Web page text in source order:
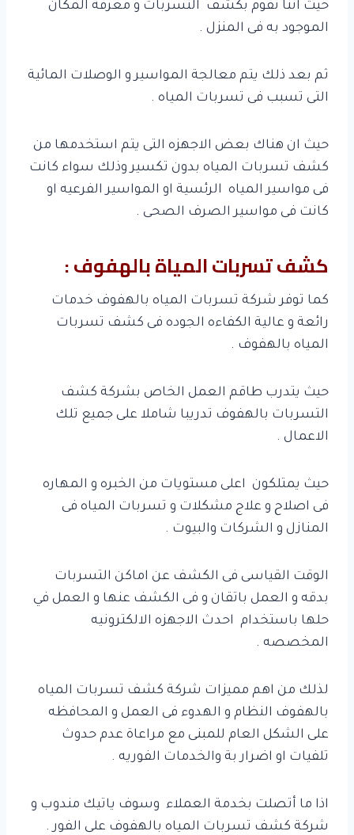
حيث اننا نقوم بكشف التسربات و معرفة المكان
الموجود به فى المنزل .
ثم بعد ذلك يتم معالجة المواسير و الوصلات المائية
التى تسبب فى تسربات المياه .
حيث ان هناك بعض الاجهزه التى يتم استخدمها من
كشف تسربات المياه بدون تكسير وذلك سواء كانت
فى مواسير المياه الرئسية او المواسير الفرعيه او
كانت فى مواسير الصرف الصحى .
كشف تسربات المياة بالهفوف :
كما توفر شركة تسربات المياه بالهفوف خدمات
رائعة و عالية الكفاءه الجوده فى كشف تسربات
المياه بالهفوف .
حيث يتدرب طاقم العمل الخاص بشركة كشف
التسربات بالهفوف تدريبا شاملا على جميع تلك
الاعمال .
حيث يمتلكون اعلى مستويات من الخبره و المهاره
فى اصلاح و علاج مشكلات و تسربات المياه فى
المنازل و الشركات والبيوت .
الوقت القياسى فى الكشف عن اماكن التسربات
بدقه و العمل باتقان و فى الكشف عنها و العمل في
حلها باستخدام احدث الاجهزه الالكترونيه
المخصصه .
لذلك من اهم مميزات شركة كشف تسربات المياه
بالهفوف النظام و الهدوء فى العمل و المحافظه
على الشكل العام للمبنى مع مراعاة عدم حدوث
تلفيات او اضرار بة والخدمات الفوريه .
اذا ما أتصلت بخدمة العملاء وسوف ياتيك مندوب و
شركة كشف تسربات المياه بالهفوف على الفور .